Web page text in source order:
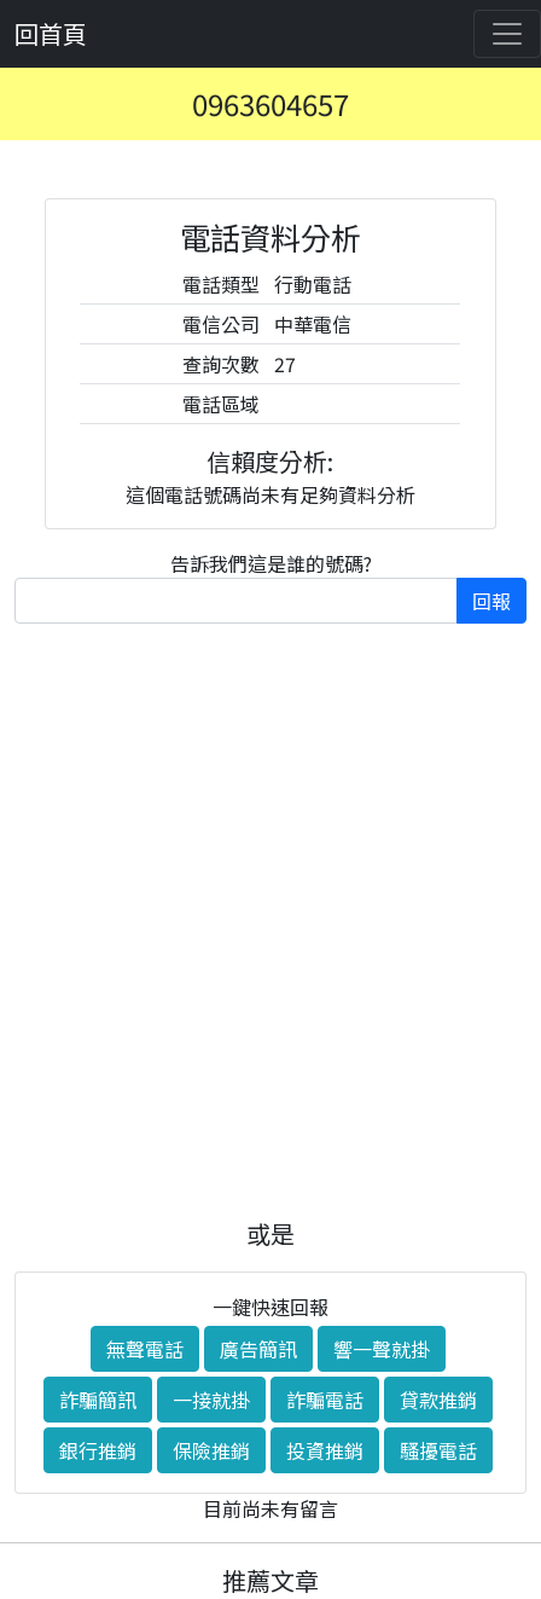
回首頁
0963604657
電話資料分析
電話類型 行動電話
電信公司 中華電信
查詢次數 27
電話區域
信賴度分析:
這個電話號碼尚未有足夠資料分析
告訴我們這是誰的號碼?
回報
或是
一鍵快速回報
無聲電話
廣告簡訊
響一聲就掛
詐騙簡訊
一接就掛 詐騙電話
貸款推銷
銀行推銷
保險推銷 投資推銷
騷擾電話
目前尚未有留言
推薦文章